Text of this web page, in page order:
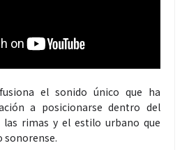
el sonido único que ha
a posicionarse dentro del
rimas y el estilo urbano que
sonorense.